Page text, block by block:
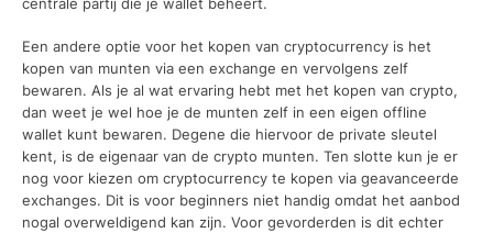
Een andere optie voor het kopen van cryptocurrency is het
kopen van munten via een exchange en vervolgens zelf
bewaren. Als je al wat ervaring hebt met het kopen van crypto,
dan weet je wel hoe je de munten zelf in een eigen offline
wallet kunt bewaren. Degene die hiervoor de private sleutel
kent, is de eigenaar van de crypto munten. Ten slotte kun je er
nog voor kiezen om cryptocurrency te kopen via geavanceerde
exchanges. Dit is voor beginners niet handig omdat het aanbod
nogal overweldigend kan zijn. Voor gevorderden is dit echter